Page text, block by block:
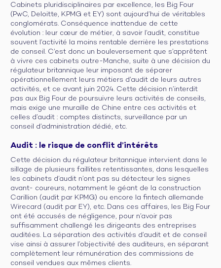
Cabinets pluridisciplinaires par excellence, les Big Four
(PwC, Deloitte, KPMG et EY) sont aujourd’hui de véritables
conglomérats. Conséquence inattendue de cette
évolution : leur cœur de métier, à savoir l’audit, constitue
souvent l’activité la moins rentable derrière les prestations
de conseil. C’est donc un bouleversement que s’apprêtent
à vivre ces cabinets outre-Manche, suite à une décision du
régulateur britannique leur imposant de séparer
opérationnellement leurs métiers d’audit de leurs autres
activités, et ce avant juin 2024. Cette décision n’interdit
pas aux Big Four de poursuivre leurs activités de conseils,
mais exige une muraille de Chine entre ces activités et
celles d’audit : comptes distincts, surveillance par un
conseil d’administration dédié, etc.
Audit : le risque de conflit d’intérêts
Cette décision du régulateur britannique intervient dans le
sillage de plusieurs faillites retentissantes, dans lesquelles
les cabinets d’audit n’ont pas su détecteur les signes
avant- coureurs, notamment le géant de la construction
Carillion (audit par KPMG) ou encore la fintech allemande
Wirecard (audit par EY), etc. Dans ces affaires, les Big Four
ont été accusés de négligence, pour n’avoir pas
suffisamment challengé les dirigeants des entreprises
auditées. La séparation des activités d’audit et de conseil
vise ainsi à assurer l’objectivité des auditeurs, en séparant
complètement leur rémunération des commissions de
conseil vendues aux mêmes clients.